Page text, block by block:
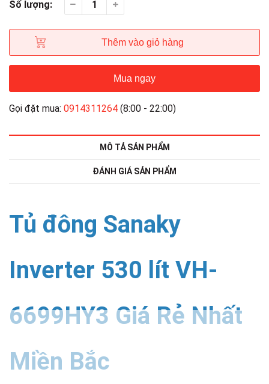
Số lượng:
Thêm vào giỏ hàng
Mua ngay
Gọi đặt mua: 0914311264 (8:00 - 22:00)
MÔ TẢ SẢN PHẨM
ĐÁNH GIÁ SẢN PHẨM
Tủ đông Sanaky
Inverter 530 lít VH-
6699HY3 Giá Rẻ Nhất
Miền Bắc